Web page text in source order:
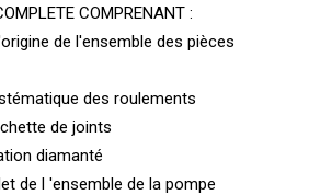
COMPRENANT :
de l'ensemble des pièces
des roulements
de joints
diamanté
de l 'ensemble de la pompe